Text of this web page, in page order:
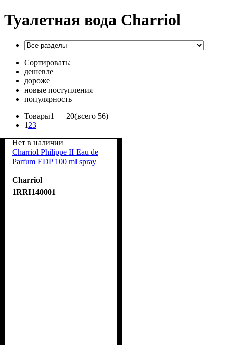
Туалетная вода Charriol
Сортировать:
дешевле
дороже
новые поступления
популярность
Товары1 — 20(всего 56)
1 23
Нет в наличии
Charriol Philippe II Eau de
Parfum EDP 100 ml spray
Charriol
1RRI140001